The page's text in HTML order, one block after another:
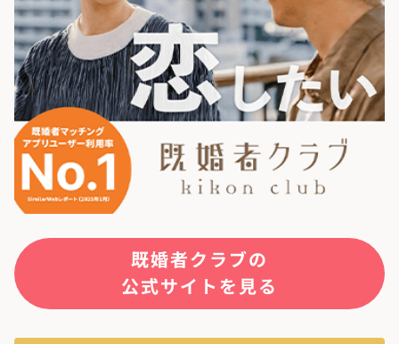
既婚者クラブの
公式サイトを見る